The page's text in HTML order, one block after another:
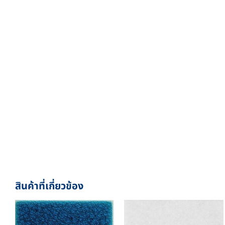
สินค้าที่เกี่ยวข้อง